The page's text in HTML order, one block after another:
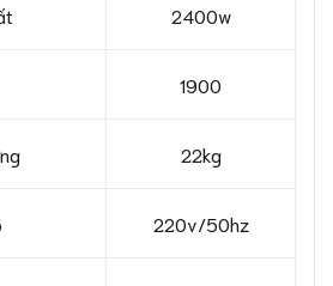
2400w
1900
22kg
220v/50hz